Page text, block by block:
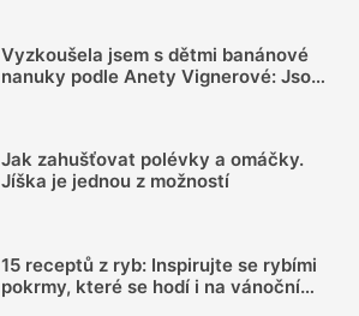
Vyzkoušela jsem s dětmi banánové
nanuky podle Anety Vignerové: Jsou
Jak zahušťovat polévky a omáčky.
Jíška je jednou z možností
15 receptů z ryb: Inspirujte se rybími
pokrmy, které se hodí i na vánoční